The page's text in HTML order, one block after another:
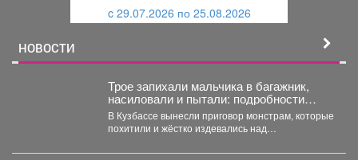
c 29.07.2026 по 25.08.2026
НОВОСТИ
Трое запихали мальчика в багажник,
насиловали и пытали: подробности
жуткой истории из Кузбасса
В Кузбассе вынесли приговор монстрам, которые
похитили и жёстко издевались над